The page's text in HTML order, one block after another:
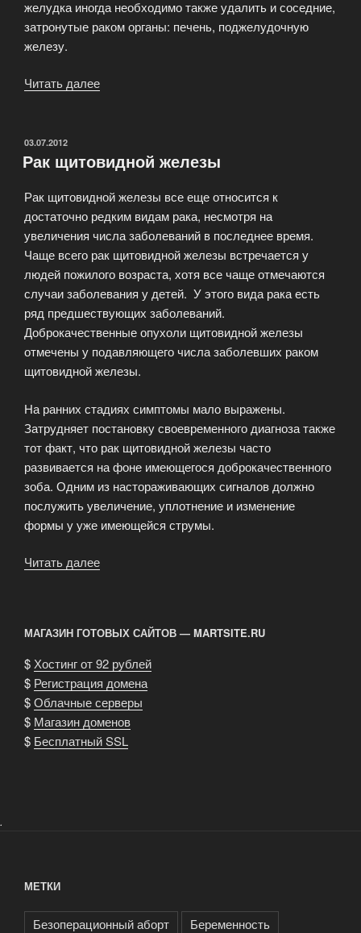
желудка иногда необходимо также удалить и соседние,
затронутые раком органы: печень, поджелудочную
железу.
Читать далее
желудка»
ОПУБЛИКОВАНО
03.07.2012
Рак щитовидной железы
Рак щитовидной железы все еще относится к
достаточно редким видам рака, несмотря на
увеличения числа заболеваний в последнее время.
Чаще всего рак щитовидной железы встречается у
людей пожилого возраста, хотя все чаще отмечаются
случаи заболевания у детей. У этого вида рака есть
ряд предшествующих заболеваний.
Доброкачественные опухоли щитовидной железы
отмечены у подавляющего числа заболевших раком
щитовидной железы.
На ранних стадиях симптомы мало выражены.
Затрудняет постановку своевременного диагноза также
тот факт, что рак щитовидной железы часто
развивается на фоне имеющегося доброкачественного
зоба. Одним из настораживающих сигналов должно
послужить увеличение, уплотнение и изменение
формы у уже имеющейся струмы.
Читать далее
МАГАЗИН ГОТОВЫХ САЙТОВ — MARTSITE.RU
$Хостинг от 92 рублей
$ Регистрация домена
$Облачные серверы
$ Магазин доменов
$ Бесплатный SSL
.
МЕТКИ
Безоперационный аборт
Беременность